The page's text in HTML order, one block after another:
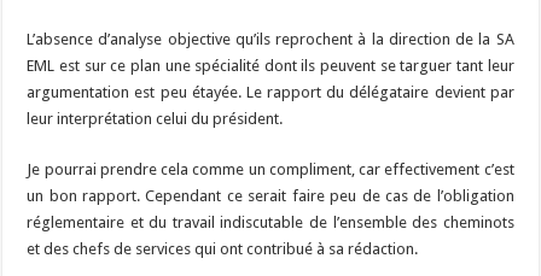
L’absence d’analyse objective qu’ils reprochent à la direction de la SA
EML est sur ce plan une spécialité dont ils peuvent se targuer tant leur
argumentation est peu étayée. Le rapport du délégataire devient par
leur interprétation celui du président.
Je pourrai prendre cela comme un compliment, car effectivement c’est
un bon rapport. Cependant ce serait faire peu de cas de l’obligation
réglementaire et du travail indiscutable de l’ensemble des cheminots
et des chefs de services qui ont contribué à sa rédaction.